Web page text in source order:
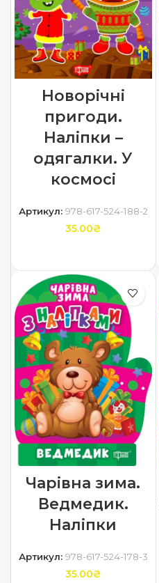
Новорічні
пригоди.
Наліпки –
одягалки. У
космосі
Артикул: 978-617-524-188-2
35.00₴
Чарівна зима.
Ведмедик.
Наліпки
Артикул: 978-617-524-178-3
35.00₴